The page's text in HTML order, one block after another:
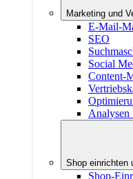
Marketing und
E-Mail-
SEO
Social
Content-
Analysen
Shop einrichten
Shop-